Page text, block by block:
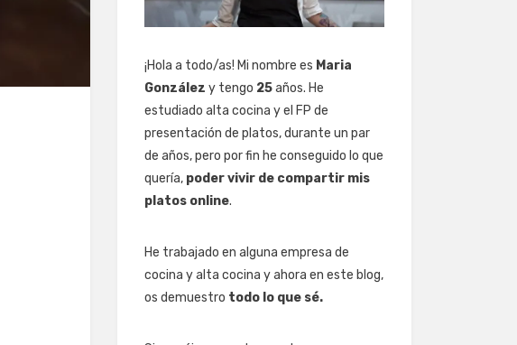
¡Hola a todo/as! Mi nombre es Maria
González y tengo 25años. He
estudiado alta cocina y el FP de
presentación de platos, durante un par
de años, pero por fin he conseguido lo que
quería, poder vivir de compartir mis
platos online.
He trabajado en alguna empresa de
cocina y alta cocina y ahora en este blog,
os demuestro todo lo que sé.